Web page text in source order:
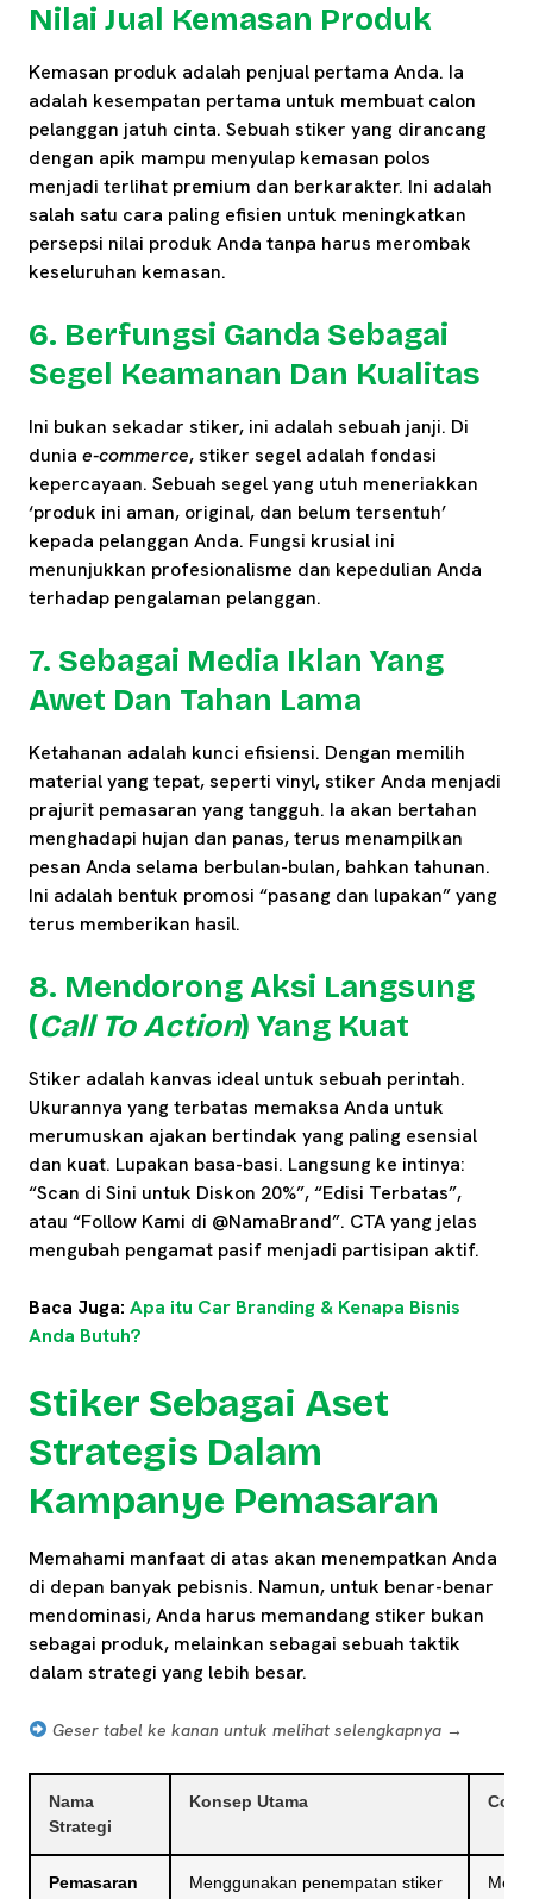
Nilai Jual Kemasan Produk
Kemasan produk adalah penjual pertama Anda. Ia
adalah kesempatan pertama untuk membuat calon
pelanggan jatuh cinta. Sebuah stiker yang dirancang
dengan apik mampu menyulap kemasan polos
menjadi terlihat premium dan berkarakter. Ini adalah
salah satu cara paling efisien untuk meningkatkan
persepsi nilai produk Anda tanpa harus merombak
keseluruhan kemasan.
6. Berfungsi Ganda Sebagai
Segel Keamanan Dan Kualitas
Ini bukan sekadar stiker, ini adalah sebuah janji. Di
dunia e-commerce, stiker segel adalah fondasi
kepercayaan. Sebuah segel yang utuh meneriakkan
‘produk ini aman, original, dan belum tersentuh’
kepada pelanggan Anda. Fungsi krusial ini
menunjukkan profesionalisme dan kepedulian Anda
terhadap pengalaman pelanggan.
7. Sebagai Media Iklan Yang
Awet Dan Tahan Lama
Ketahanan adalah kunci efisiensi. Dengan memilih
material yang tepat, seperti vinyl, stiker Anda menjadi
prajurit pemasaran yang tangguh. Ia akan bertahan
menghadapi hujan dan panas, terus menampilkan
pesan Anda selama berbulan-bulan, bahkan tahunan.
Ini adalah bentuk promosi “pasang dan lupakan” yang
terus memberikan hasil.
8. Mendorong Aksi Langsung
(Call To Action) Yang Kuat
Stiker adalah kanvas ideal untuk sebuah perintah.
Ukurannya yang terbatas memaksa Anda untuk
merumuskan ajakan bertindak yang paling esensial
dan kuat. Lupakan basa-basi. Langsung ke intinya:
“Scan di Sini untuk Diskon 20%”, “Edisi Terbatas”,
atau “Follow Kami di @NamaBrand”. CTA yang jelas
mengubah pengamat pasif menjadi partisipan aktif.
Baca Juga: Apa itu Car Branding & Kenapa Bisnis
Anda Butuh?
Stiker Sebagai Aset
Strategis Dalam
Kampanye Pemasaran
Memahami manfaat di atas akan menempatkan Anda
di depan banyak pebisnis. Namun, untuk benar-benar
mendominasi, Anda harus memandang stiker bukan
sebagai produk, melainkan sebagai sebuah taktik
dalam strategi yang lebih besar.
Geser tabel ke kanan untuk melihat selengkapnya →
Nama
Strategi
Konsep Utama
Pemasaran
Menggunakan penempatan stiker